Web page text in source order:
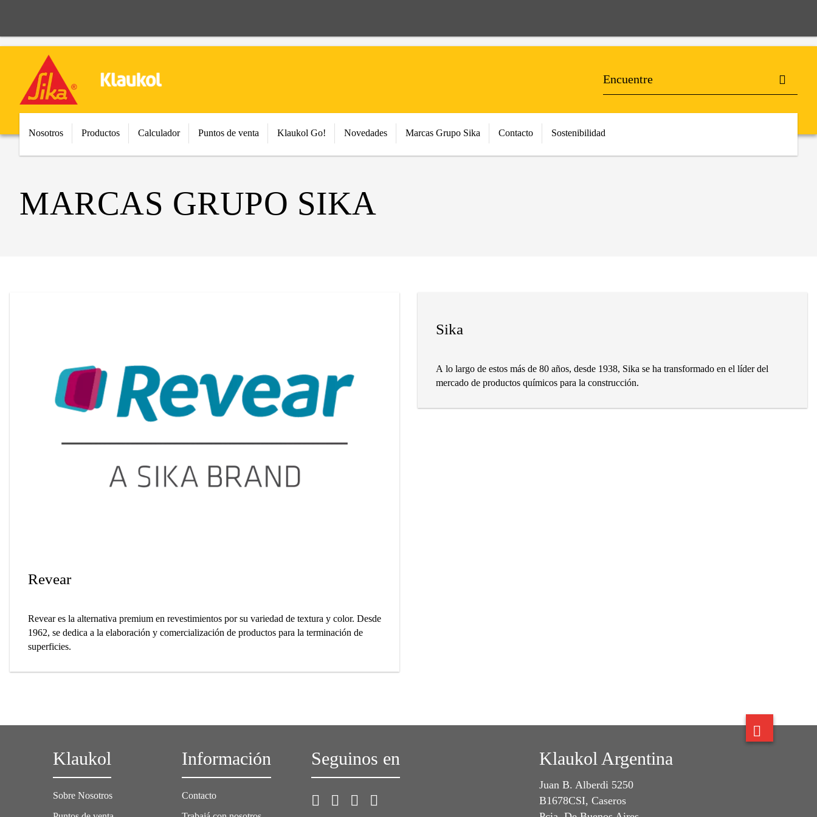
Nosotros Productos Calculador Puntos de venta Klaukol Go! Novedades Marcas Grupo Sika Contacto Sostenibilidad
MARCAS GRUPO SIKA
Revear
Revear es la alternativa premium en revestimientos por su variedad de textura y color. Desde
1962, se dedica a la elaboración y comercialización de productos para la terminación de
superficies.
Sika
A lo largo de estos más de 80 años, desde 1938, Sika se ha transformado en el líder del
mercado de productos químicos para la construcción.
Klaukol
Sobre Nosotros
Información
Contacto
Seguinos en Klaukol Argentina
Juan B. Alberdi 5250
B1678CSI, Caseros